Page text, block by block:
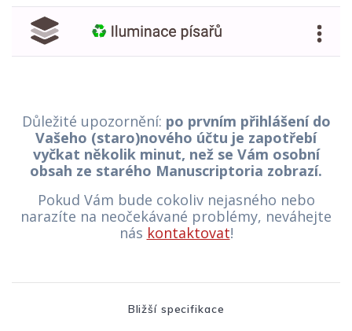
Důležité upozornění: po prvním přihlášení do
Vašeho (staro)nového účtu je zapotřebí
vyčkat několik minut, než se Vám osobní
obsah ze starého Manuscriptoria zobrazí.
Pokud Vám bude cokoliv nejasného nebo
narazíte na neočekávané problémy, neváhejte
nás kontaktovat!
Bližší specifikace